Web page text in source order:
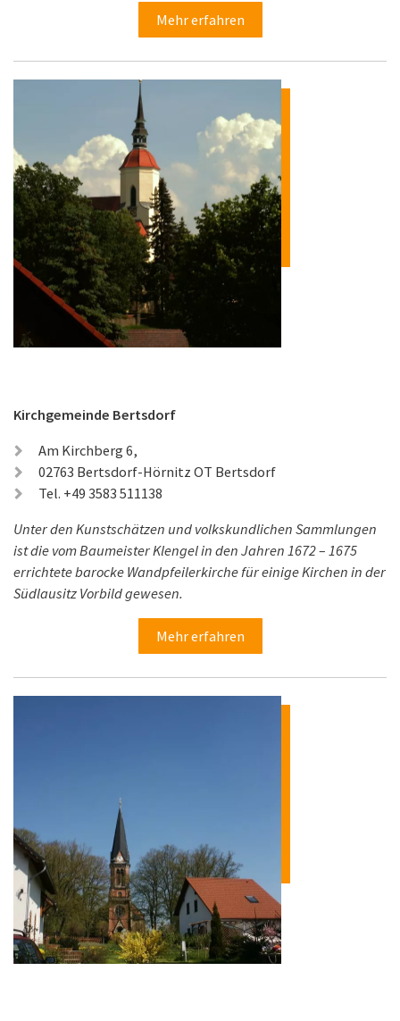
Mehr erfahren
Kirchgemeinde Bertsdorf
Am Kirchberg 6,
02763 Bertsdorf-Hörnitz OT Bertsdorf
Tel. +49 3583 511138
Unter den Kunstschätzen und volkskundlichen Sammlungen
ist die vom Baumeister Klengel in den Jahren 1672 – 1675
errichtete barocke Wandpfeilerkirche für einige Kirchen in der
Südlausitz Vorbild gewesen.
Mehr erfahren